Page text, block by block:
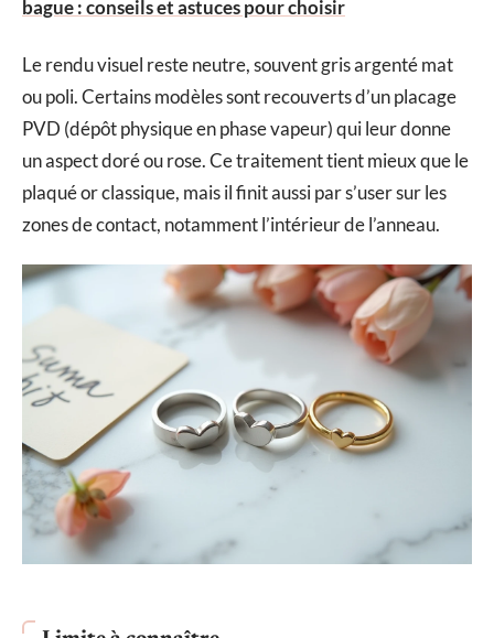
bague : conseils et astuces pour choisir
Le rendu visuel reste neutre, souvent gris argenté mat
ou poli. Certains modèles sont recouverts d’un placage
PVD (dépôt physique en phase vapeur) qui leur donne
un aspect doré ou rose. Ce traitement tient mieux que le
plaqué or classique, mais il finit aussi par s’user sur les
zones de contact, notamment l’intérieur de l’anneau.